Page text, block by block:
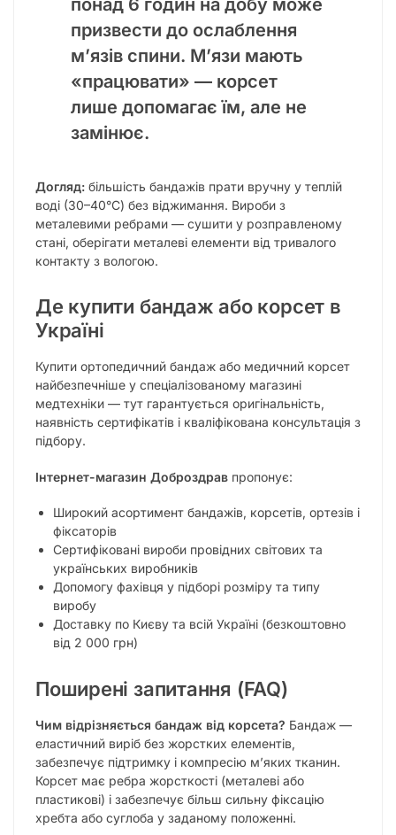
понад 6 годин на добу може
призвести до ослаблення
м’язів спини. М’язи мають
«працювати» — корсет
лише допомагає їм, але не
замінює.
Догляд: більшість бандажів прати вручну у теплій
воді (30–40°C) без віджимання. Вироби з
металевими ребрами — сушити у розправленому
стані, оберігати металеві елементи від тривалого
контакту з вологою.
Де купити бандаж або корсет в
Україні
Купити ортопедичний бандаж або медичний корсет
найбезпечніше у спеціалізованому магазині
медтехніки — тут гарантується оригінальність,
наявність сертифікатів і кваліфікована консультація з
підбору.
Інтернет-магазин Доброздрав пропонує:
Широкий асортимент бандажів, корсетів, ортезів і
фіксаторів
Сертифіковані вироби провідних світових та
українських виробників
Допомогу фахівця у підборі розміру та типу
виробу
Доставку по Києву та всій Україні (безкоштовно
від 2 000 грн)
Поширені запитання (FAQ)
Чим відрізняється бандаж від корсета? Бандаж —
еластичний виріб без жорстких елементів,
забезпечує підтримку і компресію м’яких тканин.
Корсет має ребра жорсткості (металеві або
пластикові) і забезпечує більш сильну фіксацію
хребта або суглоба у заданому положенні.